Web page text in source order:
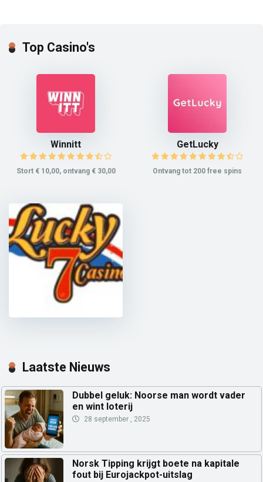
Top Casino's
Winnitt
Stort € 10,00, ontvang € 30,00
GetLucky
Ontvang tot 200 free spins
Lucky 7 Casino
Ontvang 100% bonus tot € 250,00
Laatste Nieuws
Dubbel geluk: Noorse man wordt vader
en wint loterij
28 september , 2025
Norsk Tipping krijgt boete na kapitale
fout bij Eurojackpot-uitslag